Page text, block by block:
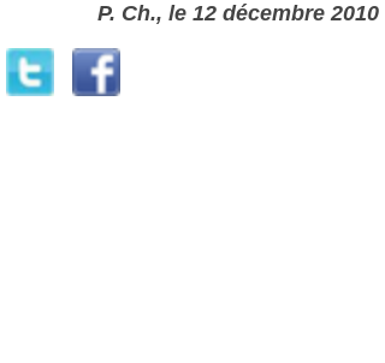
P. Ch., le 12 décembre 2010